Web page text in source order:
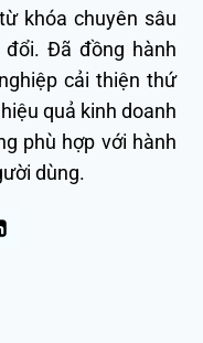
khóa chuyên sâu
Đã đồng hành
cải thiện thứ
quả kinh doanh
phù hợp với hành
dùng.